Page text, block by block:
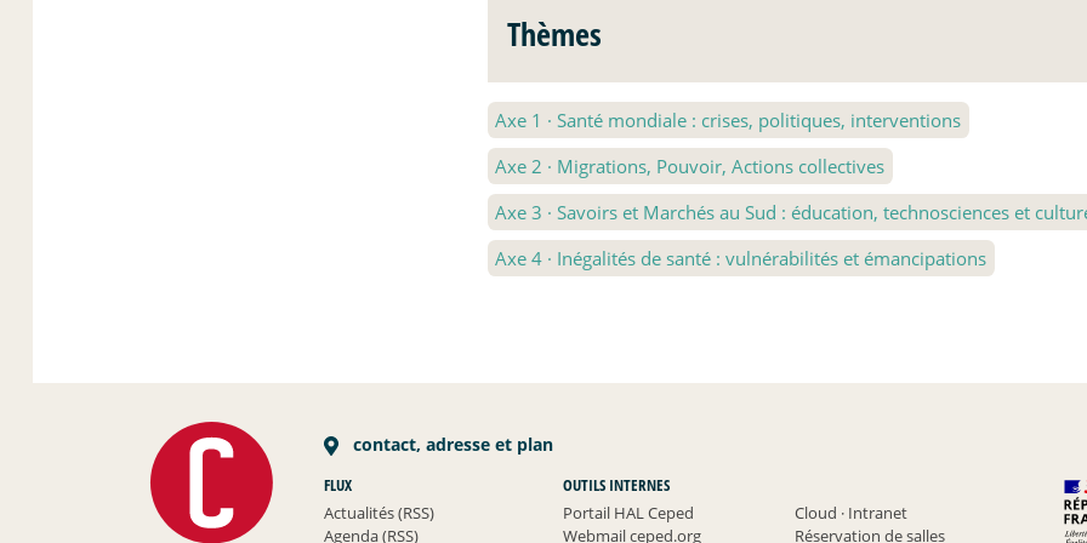
Thèmes
Axe 1 · Santé mondiale : crises, politiques, interventions
Axe 2 · Migrations, Pouvoir, Actions collectives
Axe 3 · Savoirs et Marchés au Sud : éducation, technosciences et
Axe 4 · Inégalités de santé : vulnérabilités et émancipations
contact, adresse et plan
FLUX
Actualités (RSS)
Agenda (RSS)
OUTILS INTERNES
Portail HAL Ceped
Cloud · Intranet
Webmail ceped.org
Réservation de salles